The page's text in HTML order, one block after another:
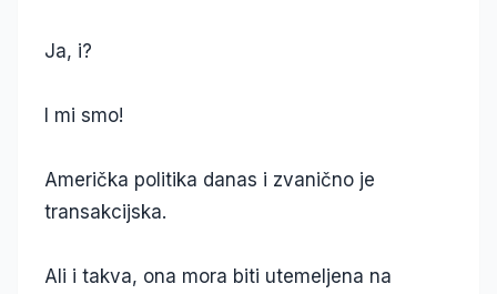
Ja, i?
I mi smo!
Američka politika danas i zvanično je
transakcijska.
Ali i takva, ona mora biti utemeljena na